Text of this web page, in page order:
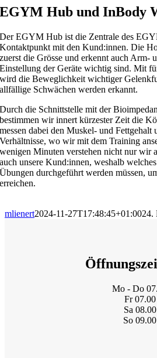
EGYM Hub und InBody
Der EGYM Hub ist die Zentrale des
Kontaktpunkt mit den Kund:innen. Die
zuerst die Grösse und erkennt auch Arm-
Einstellung der Geräte wichtig sind. Mit
wird die Beweglichkeit wichtiger
allfällige Schwächen werden erkannt.
Durch die Schnittstelle mit der
bestimmen wir innert kürzester Zeit die
messen dabei den Muskel- und Fettgehalt
Verhältnisse, wo wir mit dem Training
wenigen Minuten verstehen nicht nur wir
auch unsere Kund:innen, weshalb
Übungen durchgeführt werden müssen,
erreichen.
mlienert2024-11-27T17:48:45+01:0024.
Mo - Do
Fr
Sa
So